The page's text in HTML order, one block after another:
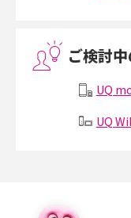
Threads（スレッズ）と
Instagram（インスタグ
ご検討
UQ
UQ